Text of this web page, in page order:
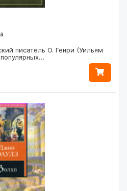
писатель О. Генри (Уильям